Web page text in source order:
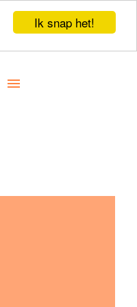
Ik snap het!